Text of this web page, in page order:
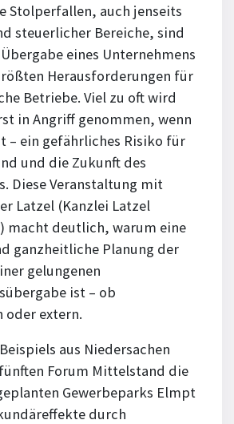
Stolperfallen, auch jenseits
steuerlicher Bereiche, sind
eines Unternehmens
Herausforderungen für
Betriebe. Viel zu oft wird
in Angriff genommen, wenn
– ein gefährliches Risiko für
und die Zukunft des
Diese Veranstaltung mit
Latzel (Kanzlei Latzel
macht deutlich, warum eine
ganzheitliche Planung der
gelungenen
ist – ob
extern.
aus Niedersachen
Forum Mittelstand die
Gewerbeparks Elmpt
durch